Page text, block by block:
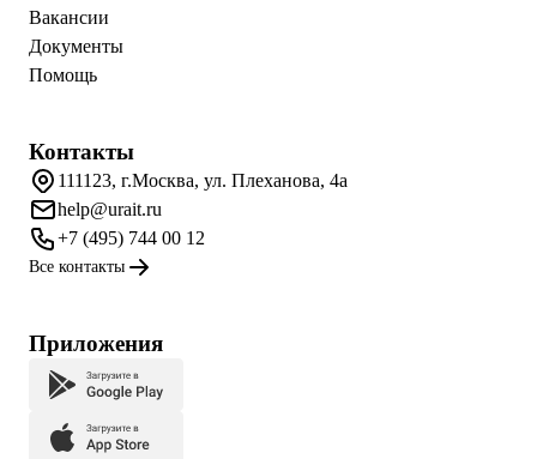
Вакансии
Документы
Помощь
Контакты
111123, г.Москва, ул. Плеханова, 4а
help@urait.ru
+7 (495) 744 00 12
Все контакты
Приложения